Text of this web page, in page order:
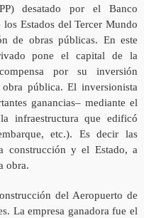
desatado por el Banco
los Estados del Tercer Mundo
de obras públicas. En este
pone el capital de la
por su inversión
pública. El inversionista
ganancias– mediante el
infraestructura que edificó
etc.). Es decir las
construcción y el Estado, a
obra.
del Aeropuerto de
La empresa ganadora fue el